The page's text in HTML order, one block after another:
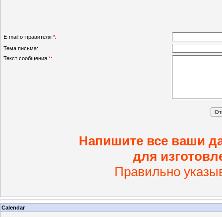
E-mail отправителя *:
Тема письма:
Текст сообщения *:
Напишите все ваши
для
Правильно
Calendar